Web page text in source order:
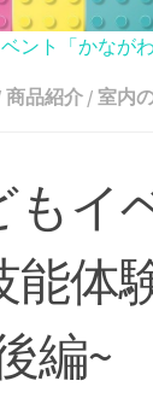
ント「かなが
商品紹介 / 室内
もイ
能体
編~